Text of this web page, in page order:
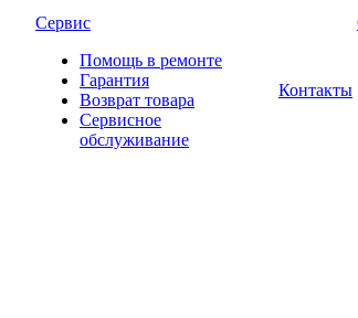
Сервис
Помощь в ремонте
Гарантия
Возврат товара
Сервисное
обслуживание
Контакты